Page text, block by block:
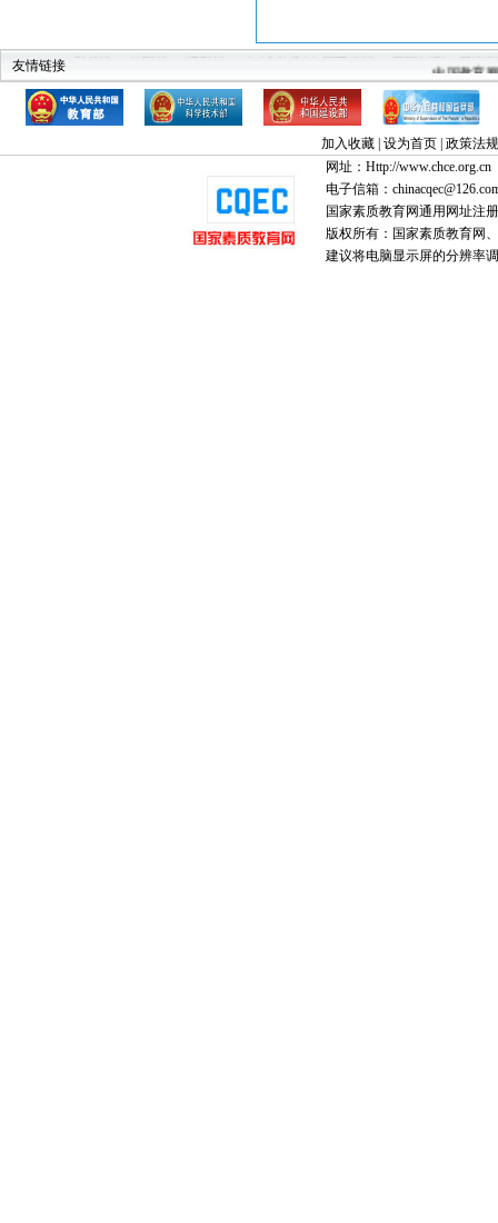
友情链接
中华人民共和国监察部
全国高教工委素
中国教育
加入收藏| 设为首页| 政策法规
网址：Http://www.chce.org.cn
电子信箱：
国家素质教育网通用网址注
版权所有：国家素质教育网
建议将电脑显示屏的分辨率